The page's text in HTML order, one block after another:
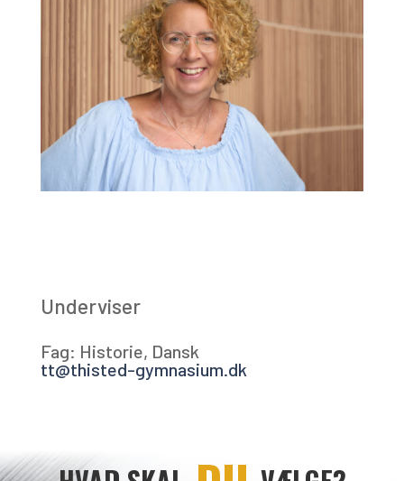
Underviser
Fag: Historie, Dansk
tt@thisted-gymnasium.dk